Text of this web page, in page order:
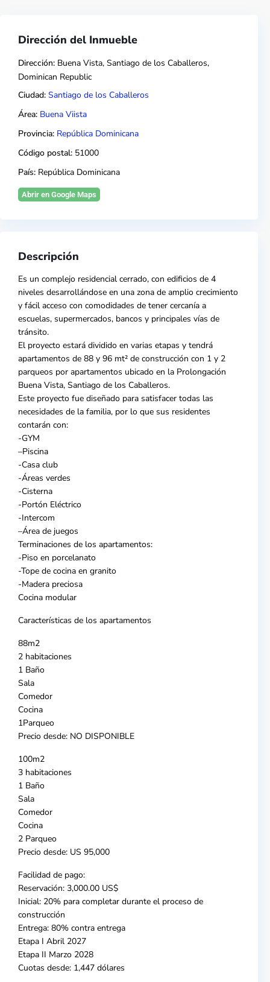
Dirección del Inmueble
Dirección: Buena Vista, Santiago de los Caballeros,
Dominican Republic
Ciudad: Santiago de los Caballeros
Área: Buena Viista
Provincia: República Dominicana
Código postal: 51000
País: República Dominicana
Abrir en Google Maps
Descripción
Es un complejo residencial cerrado, con edificios de 4
niveles desarrollándose en una zona de amplio crecimiento
y fácil acceso con comodidades de tener cercanía a
escuelas, supermercados, bancos y principales vías de
tránsito.
El proyecto estará dividido en varias etapas y tendrá
apartamentos de 88 y 96 mt² de construcción con 1 y 2
parqueos por apartamentos ubicado en la Prolongación
Buena Vista, Santiago de los Caballeros.
Este proyecto fue diseñado para satisfacer todas las
necesidades de la familia, por lo que sus residentes
contarán con:
-GYM
–Piscina
-Casa club
-Áreas verdes
-Cisterna
-Portón Eléctrico
-Intercom
–Área de juegos
Terminaciones de los apartamentos:
-Piso en porcelanato
-Tope de cocina en granito
-Madera preciosa
Cocina modular
Características de los apartamentos
88m2
2 habitaciones
1 Baño
Sala
Comedor
Cocina
1Parqueo
Precio desde: NO DISPONIBLE
100m2
3 habitaciones
1 Baño
Sala
Comedor
Cocina
2 Parqueo
Precio desde: US 95,000
Facilidad de pago:
Reservación: 3,000.00 US$
Inicial: 20% para completar durante el proceso de
construcción
Entrega: 80% contra entrega
Etapa I Abril 2027
Etapa II Marzo 2028
Cuotas desde: 1,447 dólares